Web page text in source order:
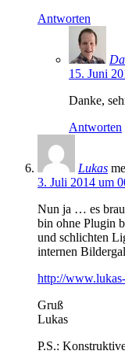
Antworten
15. Juni
Danke,
Antworten
Lukas
3. Juli 2014 um
Nun ja … es
bin ohne Plugin
und schlichten
internen
http://
Gruß
Lukas
P.S.: